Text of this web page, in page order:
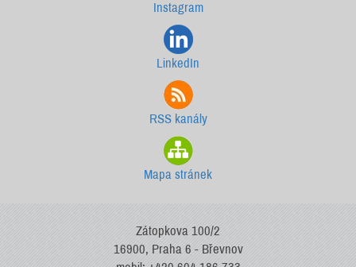
Instagram
LinkedIn
RSS kanály
Mapa stránek
Zátopkova 100/2
16900, Praha 6 - Břevnov